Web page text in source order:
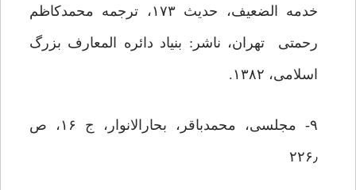
خدمه الضعیف، حدیث ۱۷۳، ترجمه محمدکاظم
رحمتی تهران، ناشر: بنیاد دائره المعارف بزرگ
اسلامی، ۱۳۸۲.
۹- مجلسی، محمدباقر، بحارالانوار، ج ۱۶، ص
۲۲۶٫